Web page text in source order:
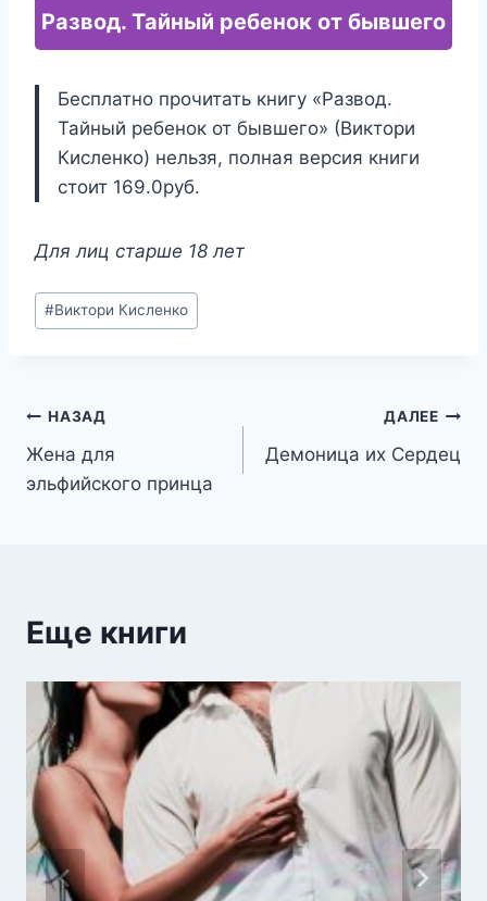
Развод. Тайный ребенок от бывшего
Бесплатно прочитать книгу «Развод.
Тайный ребенок от бывшего» (Виктори
Кисленко) нельзя, полная версия книги
стоит 169.0руб.
Для лиц старше 18 лет
Метки
записи:
#Виктори Кисленко
Навигация
по
НАЗАД
Жена для
эльфийского принца
ДАЛЕЕ
Демоница их Сердец
Еще книги